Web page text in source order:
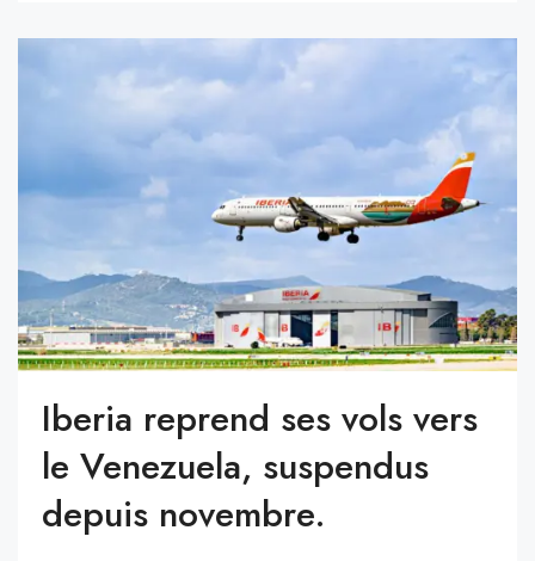
Iberia reprend ses vols vers
le Venezuela, suspendus
depuis novembre.